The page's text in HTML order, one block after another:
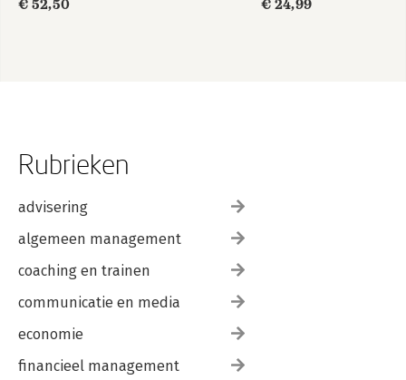
44. Demand supply chain management
€ 52,50 € 24,99
Rubrieken
advisering
algemeen management
coaching en trainen
communicatie en media
economie
financieel management